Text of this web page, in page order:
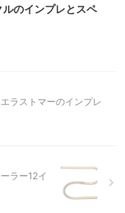
のインプレとスペ
ラストマーのインプレ
ラー12イ